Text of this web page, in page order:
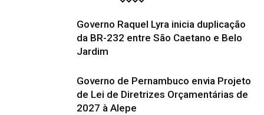
Governo Raquel Lyra inicia duplicação
da BR-232 entre São Caetano e Belo
Jardim
Governo de Pernambuco envia Projeto
de Lei de Diretrizes Orçamentárias de
2027 à Alepe